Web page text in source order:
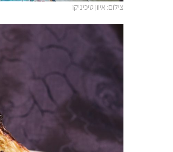
צילום: איוון טיכיניקו